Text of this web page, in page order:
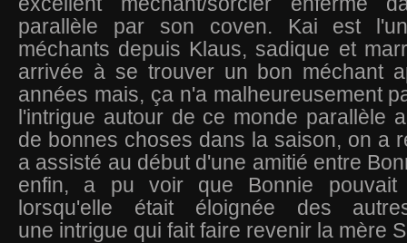
parallèle par son coven. Kai est
méchants depuis Klaus, sadique et
arrivée à se trouver un bon méchant
années mais, ça n'a malheureusement
l'intrigue autour de ce monde parallèle
de bonnes choses dans la saison, on a
a assisté au début d'une amitié entre
enfin, a pu voir que Bonnie pouvait
lorsqu'elle était éloignée des
une intrigue qui fait faire revenir la mère